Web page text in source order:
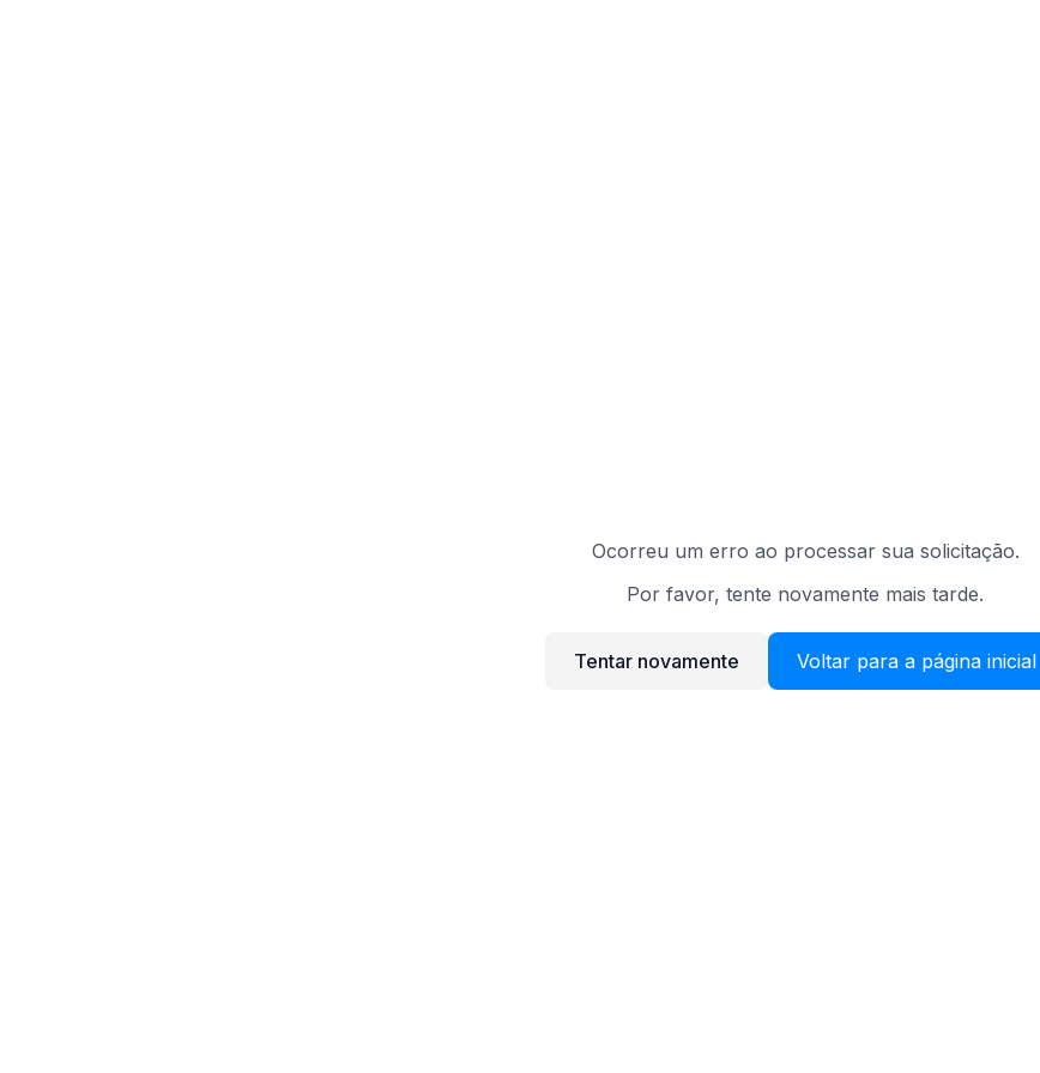
Ocorreu um erro ao processar sua solicitação.
Por favor, tente novamente mais tarde.
Tentar novamente Voltar para a página inicial